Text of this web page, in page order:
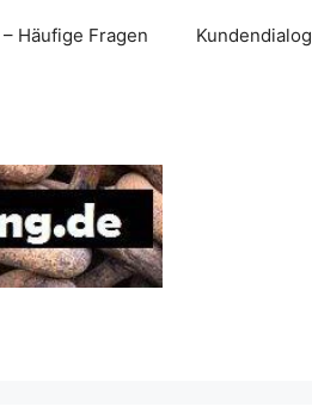
– Häufige Fragen Kundendialog